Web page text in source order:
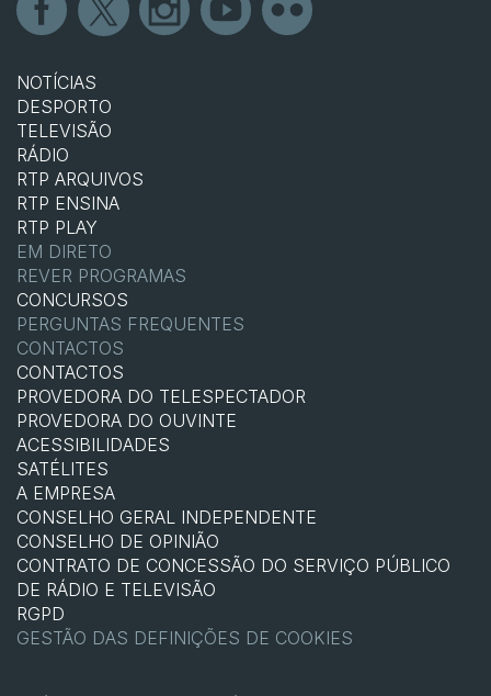
NOTÍCIAS
DESPORTO
TELEVISÃO
RÁDIO
RTP ARQUIVOS
RTP ENSINA
RTP PLAY
EM DIRETO
REVER PROGRAMAS
CONCURSOS
PERGUNTAS FREQUENTES
CONTACTOS
CONTACTOS
PROVEDORA DO TELESPECTADOR
PROVEDORA DO OUVINTE
ACESSIBILIDADES
SATÉLITES
A EMPRESA
CONSELHO GERAL INDEPENDENTE
CONSELHO DE OPINIÃO
CONTRATO DE CONCESSÃO DO SERVIÇO PÚBLICO
DE RÁDIO E TELEVISÃO
RGPD
GESTÃO DAS DEFINIÇÕES DE COOKIES